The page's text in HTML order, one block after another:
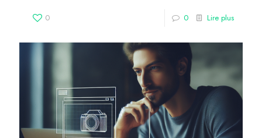
0 0 Lire plus